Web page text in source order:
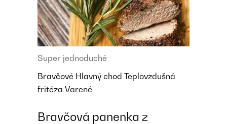
Super jednoduché
Bravčové Hlavný chod Teplovzdušná
fritéza Varené
Bravčová panenka z